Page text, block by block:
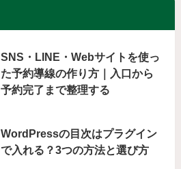
SNS・LINE・Webサイトを使っ
た予約導線の作り方｜入口から
予約完了まで整理する
WordPressの目次はプラグイン
で入れる？3つの方法と選び方